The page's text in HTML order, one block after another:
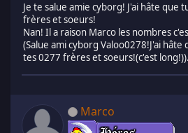
Je te salue amie cyborg! J'ai hâte que
frères et soeurs!
Nan! Il a raison Marco les nombres
(Salue ami cyborg Valoo0278!J'ai
tes 0277 frères et soeurs!(c'est long!)).
Marco